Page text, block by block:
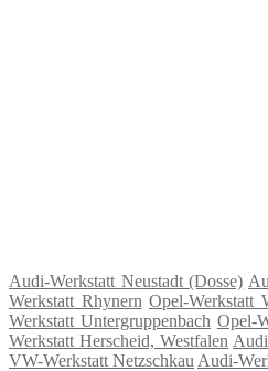
Audi-Werkstatt Neustadt (Dosse)
Werkstatt Rhynern Opel-Werkstatt
Werkstatt Untergruppenbach Opel-
Werkstatt Herscheid, Westfalen
VW-Werkstatt Netzschkau Audi-